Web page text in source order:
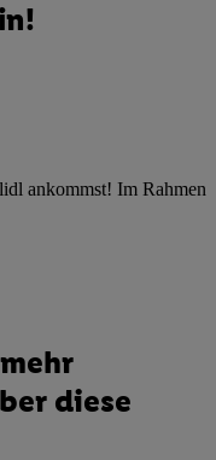
ankommst! Im Rahmen
diese